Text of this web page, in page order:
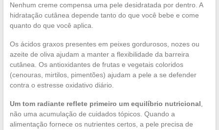
Nenhum creme compensa uma pele desidratada por dentro. A
hidratação cutânea depende tanto do que você bebe e come
quanto do que você aplica.
Os ácidos graxos presentes em peixes gordurosos, nozes ou
azeite de oliva ajudam a manter a flexibilidade da barreira
cutânea. Os antioxidantes de frutas e vegetais coloridos
(cenouras, mirtilos, pimentões) ajudam a pele a se defender
contra o estresse oxidativo diário.
Um tom radiante reflete primeiro um equilíbrio nutricional,
não uma acumulação de cuidados tópicos. Quando a
alimentação fornece os nutrientes certos, a pele precisa de